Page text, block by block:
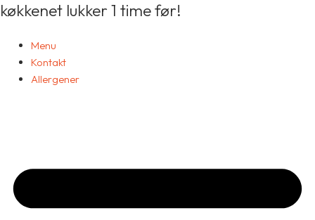
Gå
indholdet
køkkenet lukker 1 time før!
Menu
Kontakt
Allergener
25.
Lepinja